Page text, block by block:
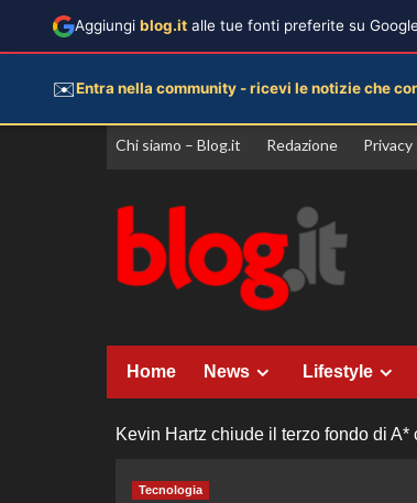
Vai
Chi siamo – Blog.it Redazione Privacy
Home News Lifestyle
Kevin Hartz chiude il terzo fondo di
Tecnologia
Aggiungi blog.it alle tue fonti preferite su
✉️Entra nella community - ricevi le notizie che